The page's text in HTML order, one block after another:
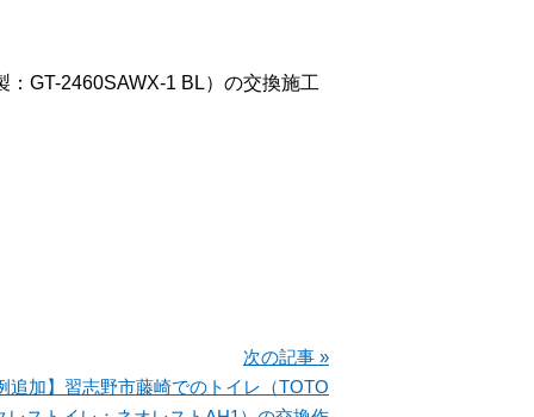
：GT-2460SAWX-1 BL） の交換施工
次の記事 »
追加】習志野市藤崎でのトイレ（TOTO